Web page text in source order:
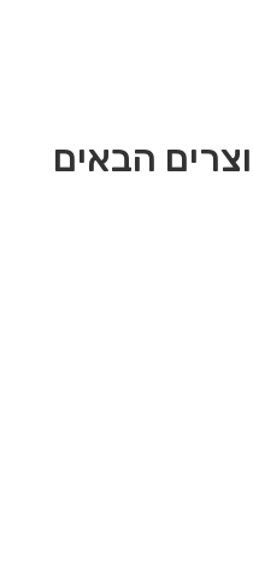
הבאים